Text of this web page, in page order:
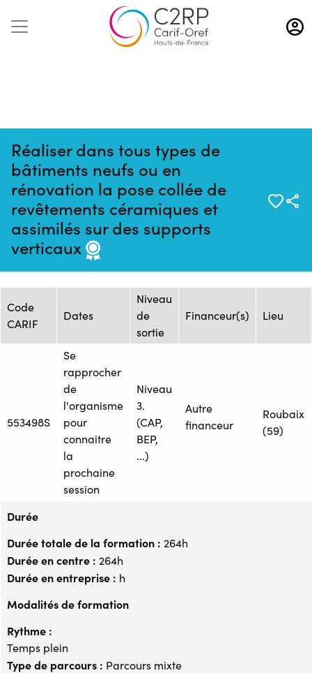
Aller
au
contenu
Réaliser dans tous types de
bâtiments neufs ou en
rénovation la pose collée de
revêtements céramiques et
assimilés sur des supports
verticaux
Mise à jour :
05/03/2026
Formation :
25241326F
Source : FRESC - Site Beau
Chêne AREP/UFA
Session de formation
Code
CARIF
Dates
Niveau
de
sortie
Financeur(s) Lieu
553498S
Se
rapprocher
de
l'organisme
pour
connaitre
la
prochaine
session
Niveau
3.
(CAP,
BEP,
...)
Autre
financeur
Roubaix
(59)
Durée
Durée totale de la formation : 264h
Durée en centre : 264h
Durée en entreprise : h
Modalités de formation
Rythme :
Temps plein
Type de parcours : Parcours mixte